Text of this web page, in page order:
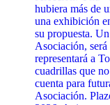
hubiera más de
una exhibición
su propuesta.
Asociación,
representará a
cuadrillas que
cuenta para
Asociación.